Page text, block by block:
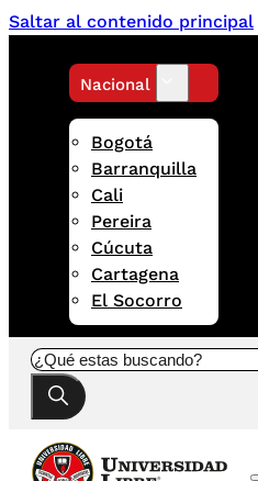
Saltar al contenido principal
Nacional
Bogotá
Barranquilla
Cali
Pereira
Cúcuta
Cartagena
El Socorro
Buscar